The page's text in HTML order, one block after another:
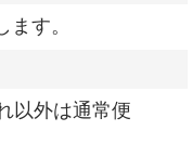
す。
以外は通常便